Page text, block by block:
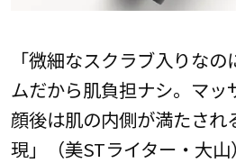
「微細なスクラブ入りな
ムだから肌負担ナシ。マッ
顔後は肌の内側が満たされ
現」（美STライター・大